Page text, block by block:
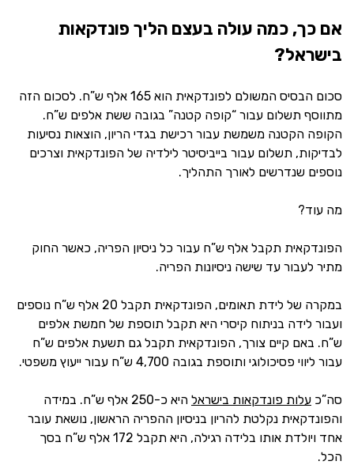
אם כך, כמה עולה בעצם הליך פונדקאות
בישראל?
סכום הבסיס המשולם לפונדקאית הוא 165 אלף ש”ח. לסכום הזה
מתווסף תשלום עבור “קופה קטנה” בגובה ששת אלפים ש”ח.
הקופה הקטנה משמשת עבור רכישת בגדי הריון, הוצאות נסיעות
לבדיקות, תשלום עבור בייביסיטר לילדיה של הפונדקאית וצרכים
נוספים שנדרשים לאורך התהליך.
מה עוד?
הפונדקאית תקבל אלף ש”ח עבור כל ניסיון הפריה, כאשר החוק
מתיר לעבור עד שישה ניסיונות הפריה.
במקרה של לידת תאומים, הפונדקאית תקבל 20 אלף ש”ח נוספים
ועבור לידה בניתוח קיסרי היא תקבל תוספת של חמשת אלפים
ש”ח. באם קיים צורך, הפונדקאית תקבל גם תשעת אלפים ש”ח
עבור ליווי פסיכולוגי ותוספת בגובה 4,700 ש”ח עבור ייעוץ משפטי.
סה”כ עלות פונדקאות בישראל
היא כ-250 אלף ש”ח. במידה
והפונדקאית נקלטת להריון בניסיון ההפריה הראשון, נושאת עובר
אחד ויולדת אותו בלידה רגילה, היא תקבל 172 אלף ש”ח בסך
הכל.